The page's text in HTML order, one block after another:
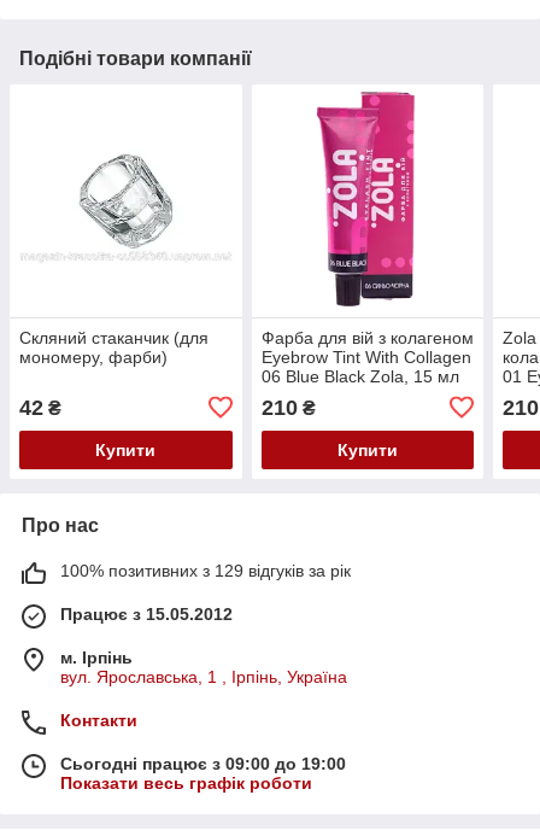
Подібні товари компанії
Скляний стаканчик (для
мономеру, фарби)
42 ₴
Купити
Фарба для вій з колагеном
Eyebrow Tint With Collagen
06 Blue Black Zola, 15 мл
210₴
Купити
Zola
01
210
Про нас
100% позитивних з 129 відгуків за рік
Працює з 15.05.2012
м. Ірпінь
вул. Ярославська, 1 , Ірпінь, Україна
Контакти
Сьогодні працює з 09:00 до 19:00
Показати весь графік роботи